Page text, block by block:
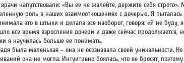
напутствовали: «Вы ее не жалейте, держите себя строго».
роль в наших взаимоотношениях с дочерью. Я пыталась
это в штыки и делала все наоборот, говоря: «Я не буду,
все время взросления дочери и даже сейчас продолжается,
я научилась больше ее понимать.
была маленькая – она не осознавала своей уникальности.
она не могла. Интуитивно боялась, что ее бросят,